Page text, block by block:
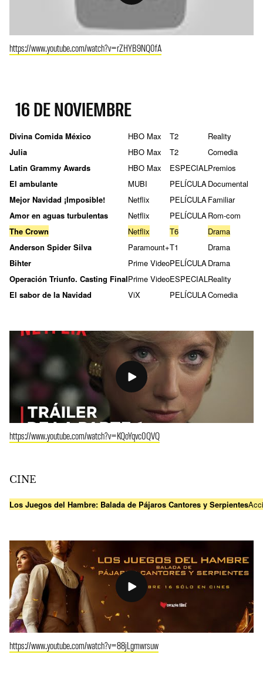
https://www.youtube.com/watch?v=rZHYB9NQ0fA
16 DE NOVIEMBRE
Divina Comida México HBO Max T2
Reality
Julia
HBO Max T2
Comedia
Latin Grammy Awards
HBO Max ESPECIAL Premios
El ambulante
MUBI PELÍCULA Documental
Mejor Navidad ¡Imposible!
Netflix PELÍCULA Familiar
Amor en aguas turbulentas
Netflix PELÍCULA Rom-com
The Crown
Netflix T6
Drama
Anderson Spider Silva
Paramount+T1
Drama
Bihter
Prime VideoPELÍCULA Drama
Operación Triunfo. Casting FinalPrime VideoESPECIAL Reality
El sabor de la Navidad
ViX PELÍCULAComedia
https://www.youtube.com/watch?v=KQoYqvc0QVQ
CINE
Los Juegos del Hambre: Balada de Pájaros Cantores y Serpientes
https://www.youtube.com/watch?v=88jLgmwrsuw